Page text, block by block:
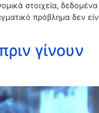
στοιχεία, δεδομένα
πρόβλημα δεν
γίνουν